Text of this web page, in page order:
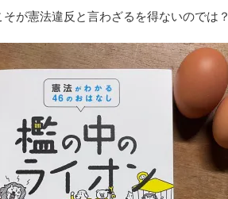
そが憲法違反と言わざるを得ないのでは？